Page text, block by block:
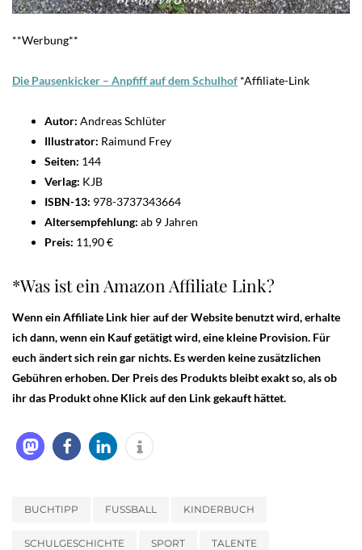
**Werbung**
Die Pausenkicker – Anpfiff auf dem Schulhof *Affiliate-Link
Autor: Andreas Schlüter
Illustrator: Raimund Frey
Seiten: 144
Verlag: KJB
ISBN-13: 978-3737343664
Altersempfehlung: ab 9 Jahren
Preis: 11,90 €
*Was ist ein Amazon Affiliate Link?
Wenn ein Affiliate Link hier auf der Website benutzt wird, erhalte
ich dann, wenn ein Kauf getätigt wird, eine kleine Provision. Für
euch ändert sich rein gar nichts. Es werden keine zusätzlichen
Gebühren erhoben. Der Preis des Produkts bleibt exakt so, als ob
ihr das Produkt ohne Klick auf den Link gekauft hättet.
BUCHTIPP FUSSBALL KINDERBUCH
SCHULGESCHICHTE SPORT TALENTE